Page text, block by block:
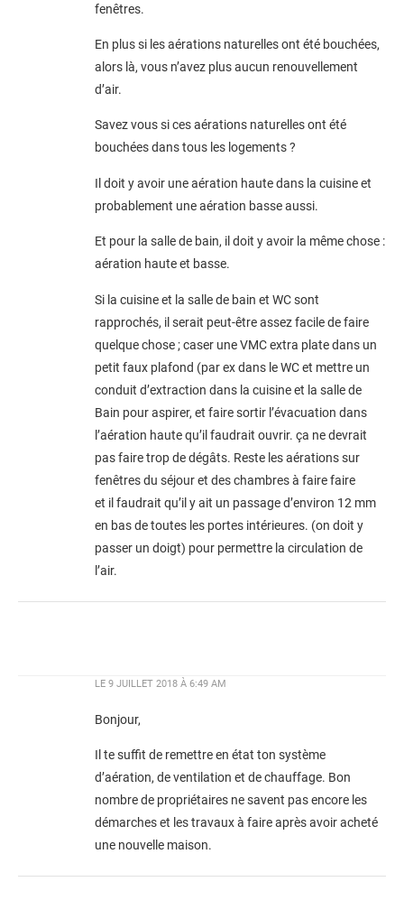
fenêtres.
En plus si les aérations naturelles ont été bouchées,
alors là, vous n’avez plus aucun renouvellement
d’air.
Savez vous si ces aérations naturelles ont été
bouchées dans tous les logements ?
Il doit y avoir une aération haute dans la cuisine et
probablement une aération basse aussi.
Et pour la salle de bain, il doit y avoir la même chose :
aération haute et basse.
Si la cuisine et la salle de bain et WC sont
rapprochés, il serait peut-être assez facile de faire
quelque chose ; caser une VMC extra plate dans un
petit faux plafond (par ex dans le WC et mettre un
conduit d’extraction dans la cuisine et la salle de
Bain pour aspirer, et faire sortir l’évacuation dans
l’aération haute qu’il faudrait ouvrir. ça ne devrait
pas faire trop de dégâts. Reste les aérations sur
fenêtres du séjour et des chambres à faire faire
et il faudrait qu’il y ait un passage d’environ 12 mm
en bas de toutes les portes intérieures. (on doit y
passer un doigt) pour permettre la circulation de
l’air.
LE 9 JUILLET 2018 À 6:49 AM
Bonjour,
Il te suffit de remettre en état ton système
d’aération, de ventilation et de chauffage. Bon
nombre de propriétaires ne savent pas encore les
démarches et les travaux à faire après avoir acheté
une nouvelle maison.